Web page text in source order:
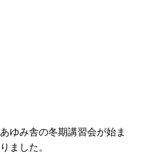
あゆみ舎の冬期講習会が始ま
りました。